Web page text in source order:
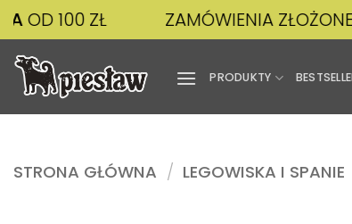
Przewiń
do
zawartości
ZŁ ZAMÓWIENIA ZŁOŻONEDO
PRODUKTY
STRONA GŁÓWNA / LEGOWISKA I SPANIE